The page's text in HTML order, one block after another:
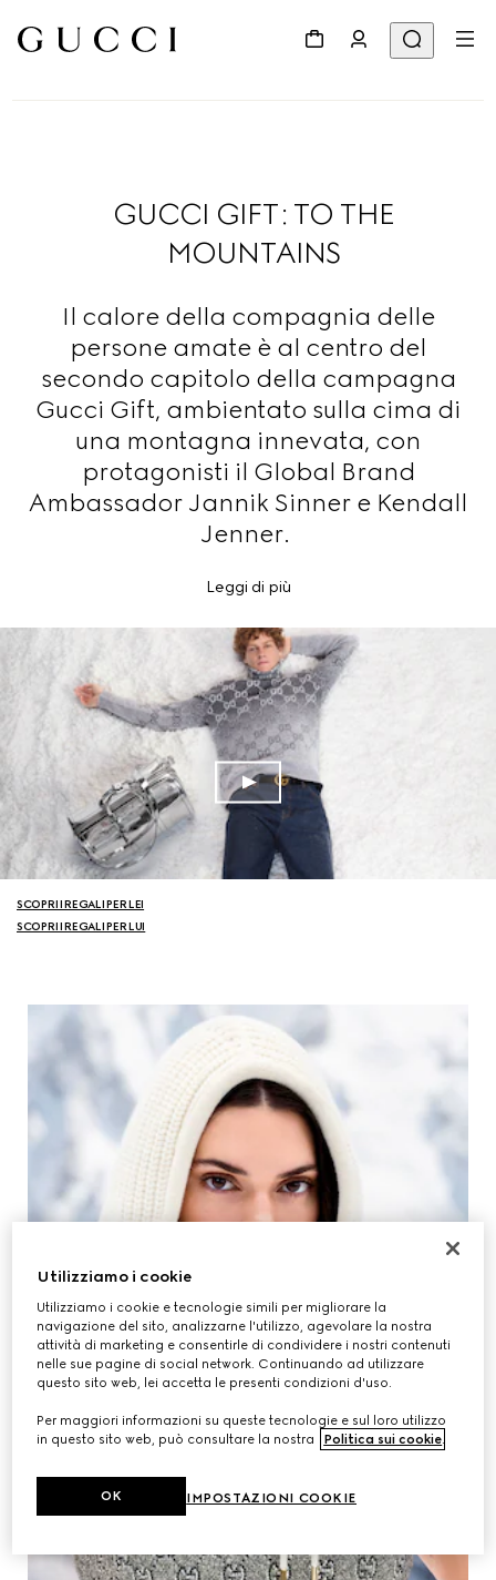
GUCCI GIFT: TO THE
MOUNTAINS
Il calore della compagnia delle
persone amate è al centro del
secondo capitolo della campagna
Gucci Gift, ambientato sulla cima di
una montagna innevata, con
protagonisti il Global Brand
Ambassador Jannik Sinner e Kendall
Jenner.
Leggi di più
SCOPRI I REGALI PER LEI
SCOPRI I REGALI PER LUI
Utilizziamo i cookie
Utilizziamo i cookie e tecnologie simili per migliorare la
navigazione del sito, analizzarne l'utilizzo, agevolare la nostra
attività di marketing e consentirle di condividere i nostri contenuti
nelle sue pagine di social network. Continuando ad utilizzare
questo sito web, lei accetta le presenti condizioni d'uso.
Per maggiori informazioni su queste tecnologie e sul loro utilizzo
in questo sito web, può consultare la nostra
Politica sui cookie.
IMPOSTAZIONI COOKIE
OK